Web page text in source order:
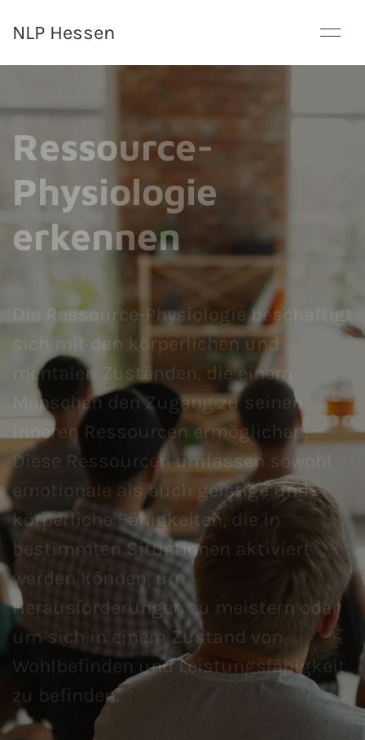
NLP Hessen
Ressource-
Physiologie
erkennen
Die Ressource-Physiologie beschäftigt
sich mit den körperlichen und
mentalen Zuständen, die einem
Menschen den Zugang zu seinen
inneren Ressourcen ermöglichen.
Diese Ressourcen umfassen sowohl
emotionale als auch geistige und
körperliche Fähigkeiten, die in
bestimmten Situationen aktiviert
werden können, um
Herausforderungen zu meistern oder
um sich in einem Zustand von
Wohlbefinden und Leistungsfähigkeit
zu befinden.